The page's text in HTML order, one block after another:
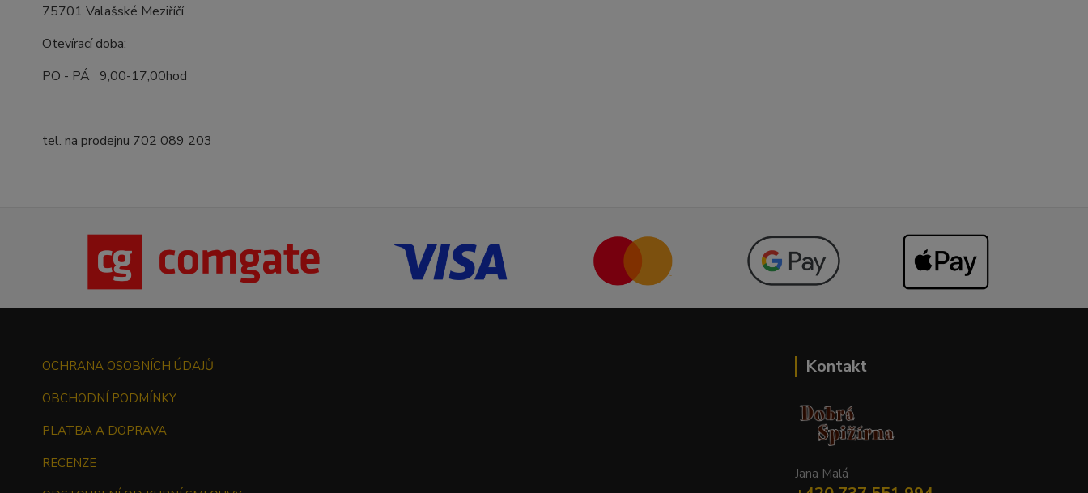
75701 Valašské Meziříčí
Otevírací doba:
PO - PÁ 9,00-17,00hod
tel. na prodejnu 702 089 203
OCHRANA OSOBNÍCH ÚDAJŮ
OBCHODNÍ PODMÍNKY
PLATBA A DOPRAVA
RECENZE
Kontakt
Jana Malá